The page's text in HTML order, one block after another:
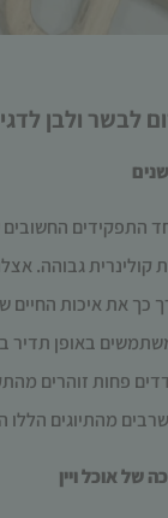
לבשר ולבן
התפקידים
גבוהה.
כך את איכות החיים
באופן תדיר
פחות זוהרים
מהתיוגים
של אוכל ויין